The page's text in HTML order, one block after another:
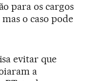
para os cargos
o caso pode
evitar que
a